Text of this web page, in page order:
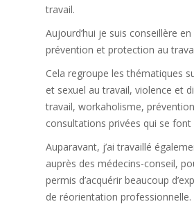
travail.
Aujourd’hui je suis conseillère
prévention et protection au
Cela regroupe les thématiques
et sexuel au travail, violence et
travail, workaholisme,
consultations privées qui se font
Auparavant, j’ai travaillé
auprès des médecins-conseil,
permis d’acquérir beaucoup
de réorientation professionnelle.